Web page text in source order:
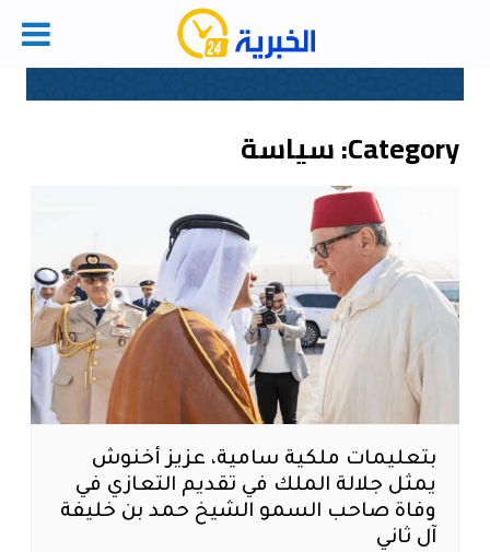
content
Category: سياسة
بتعليمات ملكية سامية، عزيز أخنوش
يمثل جلالة الملك في تقديم التعازي في
وفاة صاحب السمو الشيخ حمد بن خليفة
آل ثاني